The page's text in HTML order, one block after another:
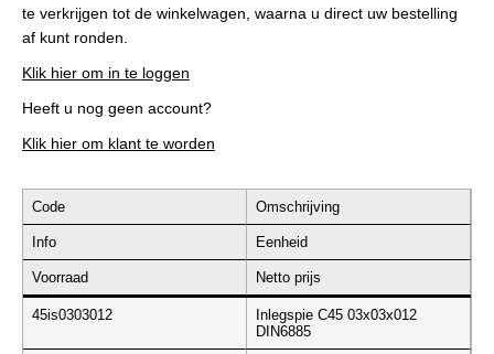
te verkrijgen tot de winkelwagen, waarna u direct uw bestelling
af kunt ronden.
Klik hier om in te loggen
Heeft u nog geen account?
Klik hier om klant te worden
Code Omschrijving
Info Eenheid
Voorraad Netto prijs
45is0303012
Inlegspie C45 03x03x012
DIN6885